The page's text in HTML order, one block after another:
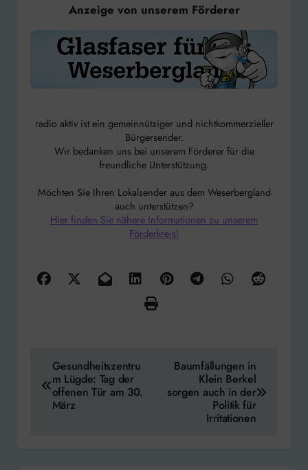
Anzeige von unserem Förderer
radio aktiv ist ein gemeinnütziger und nichtkommerzieller
Bürgersender.
Wir bedanken uns bei unserem Förderer für die
freundliche Unterstützung.
Möchten Sie Ihren Lokalsender aus dem Weserbergland
auch unterstützen?
Hier finden Sie nähere Informationen zu unserem
Förderkreis!
Beitragsnavigation
Gesundheitszentru
m Lügde: Tag der
offenen Tür am 30.
März
Baumfällungen in
Klein Berkel
sorgen auch in der
Politik für
Irritationen